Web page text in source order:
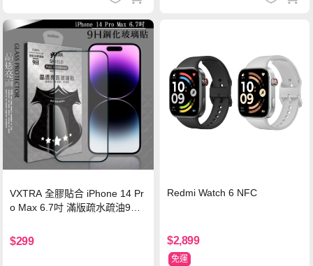
VXTRA 全膠貼合 iPhone 14 Pr
o Max 6.7吋 滿版疏水疏油9H
$299
Redmi Watch 6 NFC
$2,899
免運